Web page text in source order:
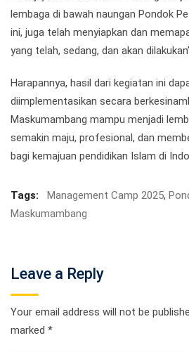
lembaga di bawah naungan Pondok
ini, juga telah menyiapkan dan
yang telah, sedang, dan akan
Harapannya, hasil dari kegiatan ini
diimplementasikan secara
Maskumambang mampu menjadi
semakin maju, profesional, dan
bagi kemajuan pendidikan Islam di
Tags: Management Camp 2025,
Maskumambang
Leave a Reply
Your email address will not be
marked *